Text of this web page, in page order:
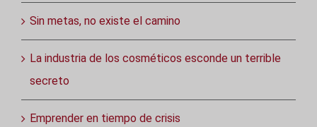
Sin metas, no existe el camino
La industria de los cosméticos esconde un terrible
secreto
Emprender en tiempo de crisis